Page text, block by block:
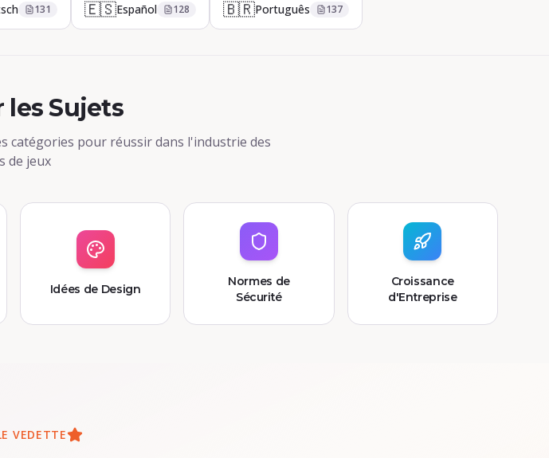
131 🇪🇸Español 128 🇧🇷Português 137
les Sujets
catégories pour réussir dans l'industrie des
de jeux
Idées de Design
Normes de
Sécurité
Croissance
d'Entreprise
VEDETTE